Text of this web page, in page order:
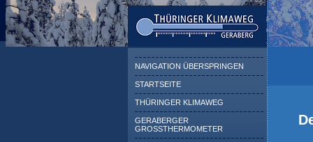
NAVIGATION ÜBERSPRINGEN
STARTSEITE
THÜRINGER KLIMAWEG
GERABERGER
GROSSTHERMOMETER